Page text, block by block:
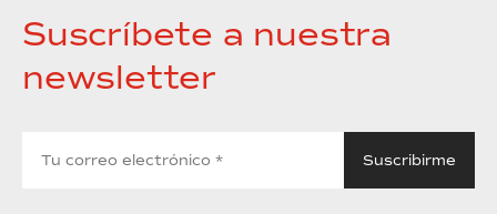
Suscríbete a nuestra
newsletter